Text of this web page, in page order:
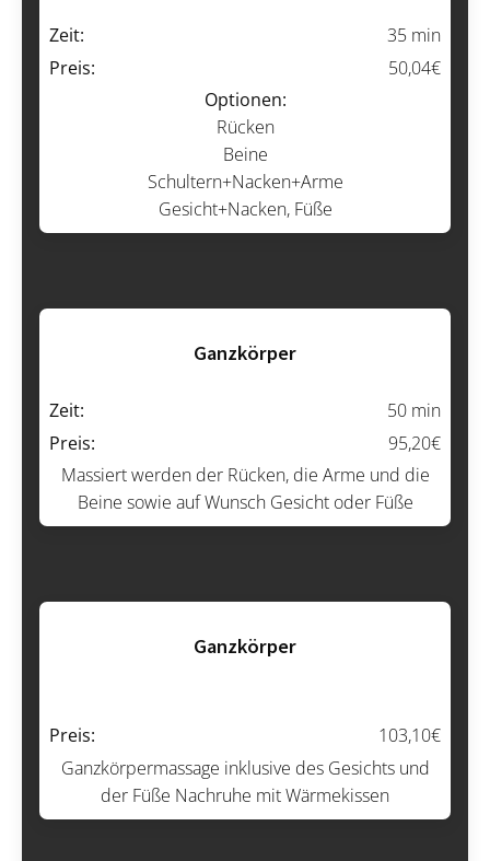
Zeit:
35 min
Preis:
50,04€
Optionen:
Rücken
Beine
Schultern+Nacken+Arme
Gesicht+Nacken, Füße
Ganzkörper
Zeit:
50 min
Preis:
95,20€
Massiert werden der Rücken, die Arme und die
Beine sowie auf Wunsch Gesicht oder Füße
Ganzkörper
Preis:
103,10€
Ganzkörpermassage inklusive des Gesichts und
der Füße Nachruhe mit Wärmekissen